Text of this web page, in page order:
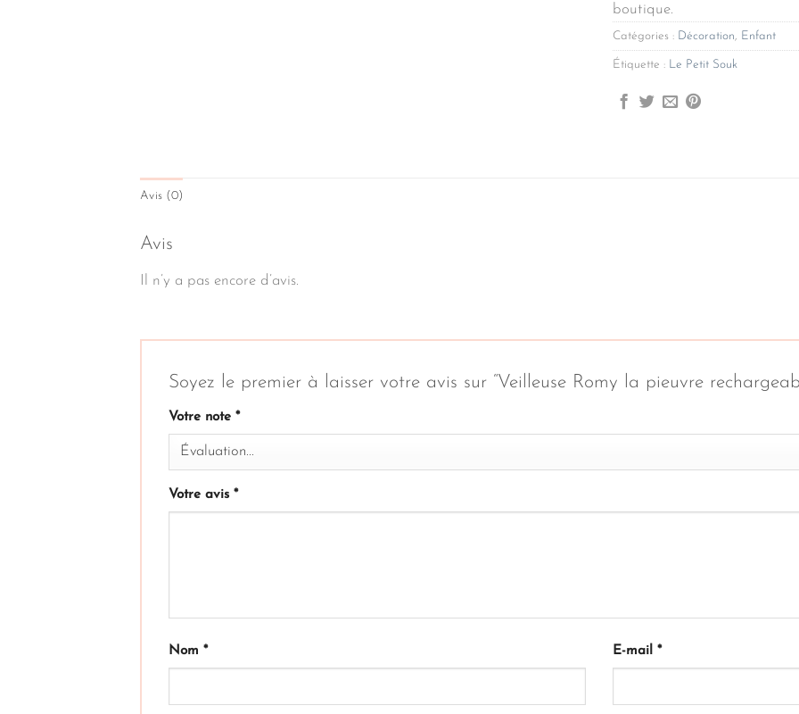
boutique.
Catégories : Décoration Enfant
Étiquette : Le Petit Souk
Avis (0)
Avis
Il n’y a pas encore d’avis.
Soyez le premier à laisser votre avis sur “Veilleuse Romy la pieuvre
Votre note *
Votre avis *
Nom * E-mail *